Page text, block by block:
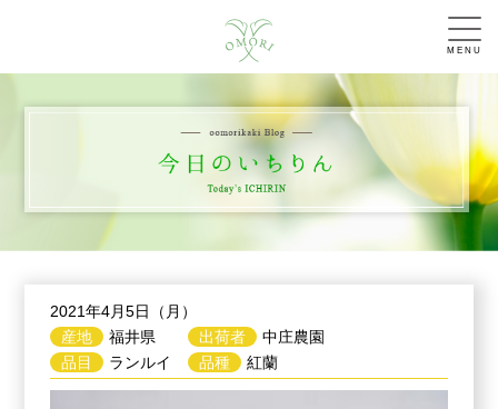
MENU
2021年4月5日（月）
産地
福井県
品目
ランルイ
出荷者
中庄農園
品種
紅蘭